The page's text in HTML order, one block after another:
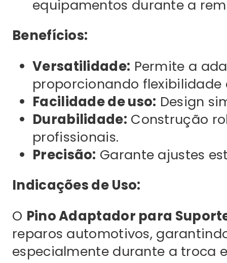
equipamentos durante a
Benefícios:
Versatilidade: Permite a
proporcionando
Facilidade de uso: Design
Durabilidade: Construção
profissionais.
Precisão: Garante ajustes
Indicações de Uso:
O Pino Adaptador para
reparos automotivos,
especialmente durante a troca